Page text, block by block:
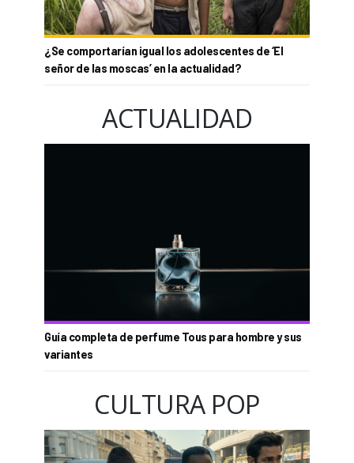
¿Se comportarían igual los adolescentes de ‘El
señor de las moscas’ en la actualidad?
ACTUALIDAD
Guía completa de perfume Tous para hombre y sus
variantes
CULTURA POP